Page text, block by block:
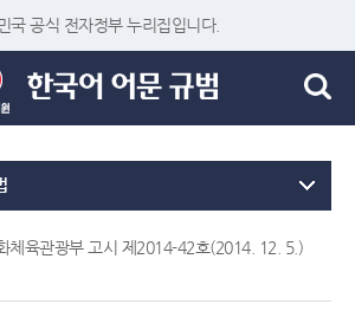
국 공식 전자정부 누리집입니다.
체육관광부 고시 제2014-42호(2014. 12. 5.)